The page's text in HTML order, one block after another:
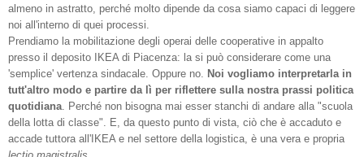
almeno in astratto, perché molto dipende da cosa siamo capaci di leggere
noi all'interno di quei processi.
Prendiamo la mobilitazione degli operai delle cooperative in appalto
presso il deposito IKEA di Piacenza: la si può considerare come una
'semplice' vertenza sindacale. Oppure no. Noi vogliamo interpretarla in
tutt'altro modo e partire da lì per riflettere sulla nostra prassi politica
quotidiana. Perché non bisogna mai esser stanchi di andare alla "scuola
della lotta di classe". E, da questo punto di vista, ciò che è accaduto e
accade tuttora all'IKEA e nel settore della logistica, è una vera e propria